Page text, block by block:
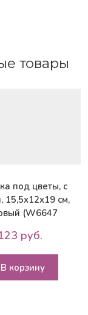
товары
под цветы, с
15,5x12x19 см,
(W6647
руб.
В корзину